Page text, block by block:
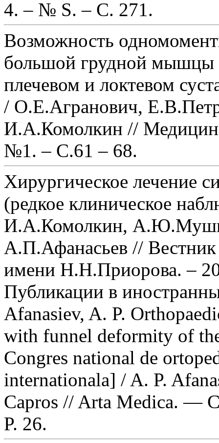
4. – № S. – С. 271.
Возможность
большой грудной мышцы
плечевом и локтевом
/ О.Е.Агранович,
И.А.Комолкин //
№1. – С.61 – 68.
Хирургическое лечение
(редкое клиническое
И.А.Комолкин,
А.П.Афанасьев // Вестник
имени Н.Н.Приорова. –
Публикации в
Afanasiev, A. P.
with funnel deformity of
Congres national de
internationala] / A. P.
Capros // Arta Medica.
P. 26.